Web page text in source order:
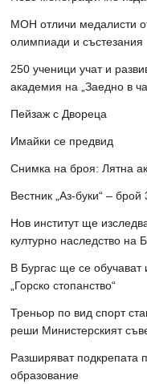
МОН отличи медалисти
олимпиади и състезания
250 ученици учат и
академия на „Заедно в
Пейзаж с Двореца
Имайки се предвид
Снимка на броя: Лятна
Вестник „Аз-буки“ – брой
Нов институт ще
културно наследство на
В Бургас ще се обучават
„Горско стопанство“
Треньор по вид спорт
реши Министерският
Разширяват подкрепата
образование